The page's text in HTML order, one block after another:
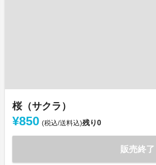
桜（サクラ）
¥850 (税込/送料込)残り0
販売終了